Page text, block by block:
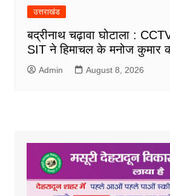
उत्तराखंड
बद्रीनाथ चढ़ावा घोटाला :
SIT ने हिमाचल के मनोज कुमार
Admin August 8, 2026